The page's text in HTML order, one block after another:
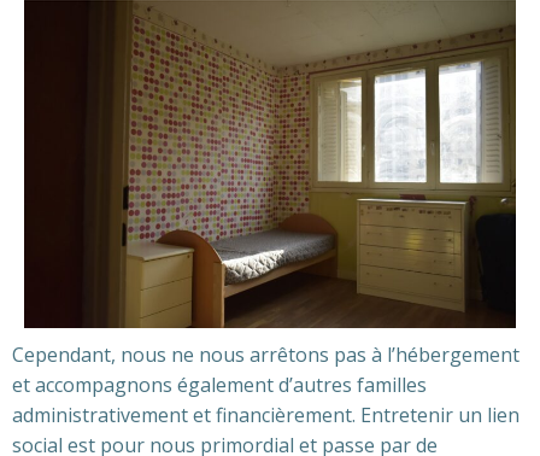
Cependant, nous ne nous arrêtons pas à l’hébergement
et accompagnons également d’autres familles
administrativement et financièrement. Entretenir un lien
social est pour nous primordial et passe par de